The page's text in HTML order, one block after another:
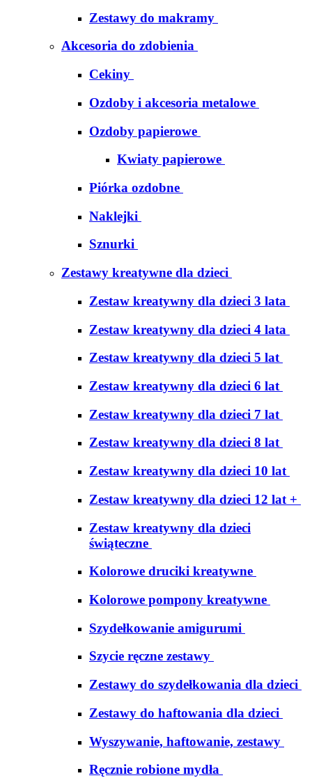
Zestawy do makramy
Akcesoria do zdobienia
Cekiny
Ozdoby i akcesoria metalowe
Ozdoby papierowe
Kwiaty papierowe
Piórka ozdobne
Naklejki
Sznurki
Zestawy kreatywne dla dzieci
Zestaw kreatywny dla dzieci 3 lata
Zestaw kreatywny dla dzieci 4 lata
Zestaw kreatywny dla dzieci 5 lat
Zestaw kreatywny dla dzieci 6 lat
Zestaw kreatywny dla dzieci 7 lat
Zestaw kreatywny dla dzieci 8 lat
Zestaw kreatywny dla dzieci 10 lat
Zestaw kreatywny dla dzieci 12 lat +
Zestaw kreatywny dla dzieci
świąteczne
Kolorowe druciki kreatywne
Kolorowe pompony kreatywne
Szydełkowanie amigurumi
Szycie ręczne zestawy
Zestawy do szydełkowania dla dzieci
Zestawy do haftowania dla dzieci
Wyszywanie, haftowanie, zestawy
Ręcznie robione mydła